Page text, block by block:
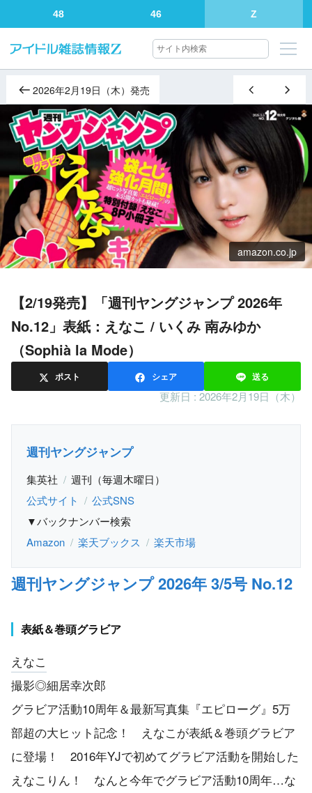
48 46 Z
2026年2月19日（木）発売
amazon.co.jp
【2/19発売】「週刊ヤングジャンプ 2026年
No.12」表紙：えなこ / いくみ 南みゆか
（Sophià la Mode）
ポスト シェア 送る
更新日 : 2026年2月19日（木）
週刊ヤングジャンプ
集英社
週刊（毎週木曜日）
公式サイト
公式SNS
▼バックナンバー検索
Amazon
楽天ブックス 楽天市場
週刊ヤングジャンプ 2026年 3/5号 No.12
表紙＆巻頭グラビア
えなこ
撮影◎細居幸次郎
グラビア活動10周年＆最新写真集『エピローグ』5万
部超の大ヒット記念！ えなこが表紙＆巻頭グラビア
に登場！ 2016年YJで初めてグラビア活動を開始した
えなこりん！ なんと今年でグラビア活動10周年…な